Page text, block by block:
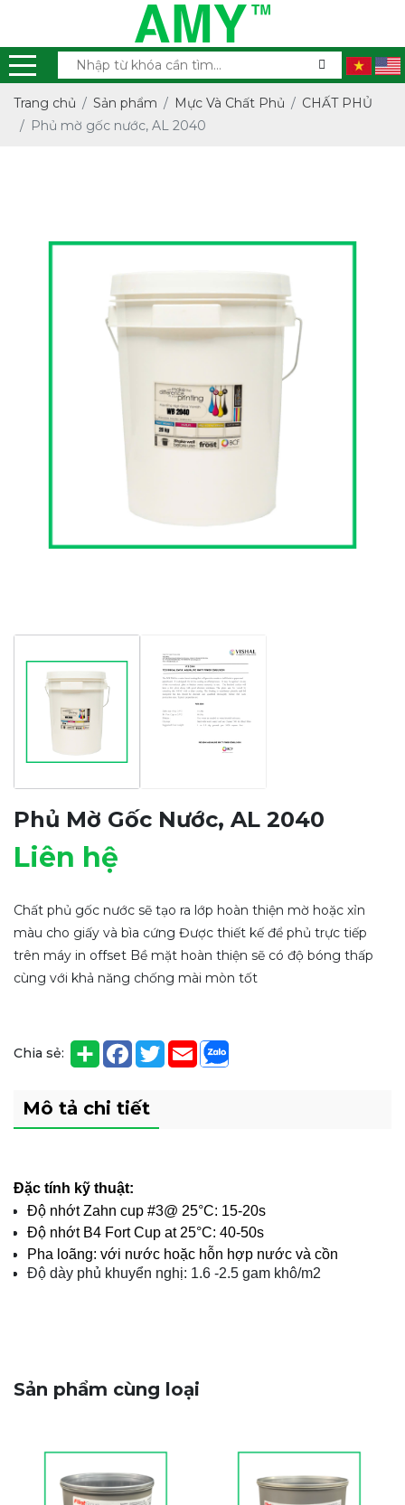
Trang chủ Sản phẩm Mực Và Chất Phủ
CHẤT PHỦ
Phủ mờ gốc nước, AL 2040
Phủ Mờ Gốc Nước, AL 2040
Liên hệ
Chất phủ gốc nước sẽ tạo ra lớp hoàn thiện mờ hoặc xỉn
màu cho giấy và bìa cứng Được thiết kế để phủ trực tiếp
trên máy in offset Bề mặt hoàn thiện sẽ có độ bóng thấp
cùng với khả năng chống mài mòn tốt
Chia sẻ:
Mô tả chi tiết
Đặc tính kỹ thuật:
Độ nhớt Zahn cup #3@ 25°C: 15-20s
Độ nhớt B4 Fort Cup at 25°C: 40-50s
Pha loãng: với nước hoặc hỗn hợp nước và cồn
Độ dày phủ khuyển nghị: 1.6 -2.5 gam khô/m2
Sản phẩm cùng loại